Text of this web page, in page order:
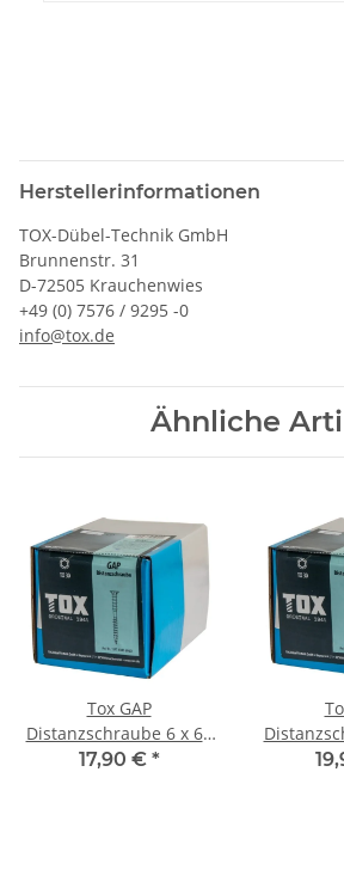
Herstellerinformationen
TOX-Dübel-Technik GmbH
Brunnenstr. 31
D-72505 Krauchenwies
+49 (0) 7576 / 9295 -0
info@tox.de
Ähnliche
Tox GAP
Distanzschraube 6 x 60
mm verzinkt Torx 100Stk
17,90 € *
mm